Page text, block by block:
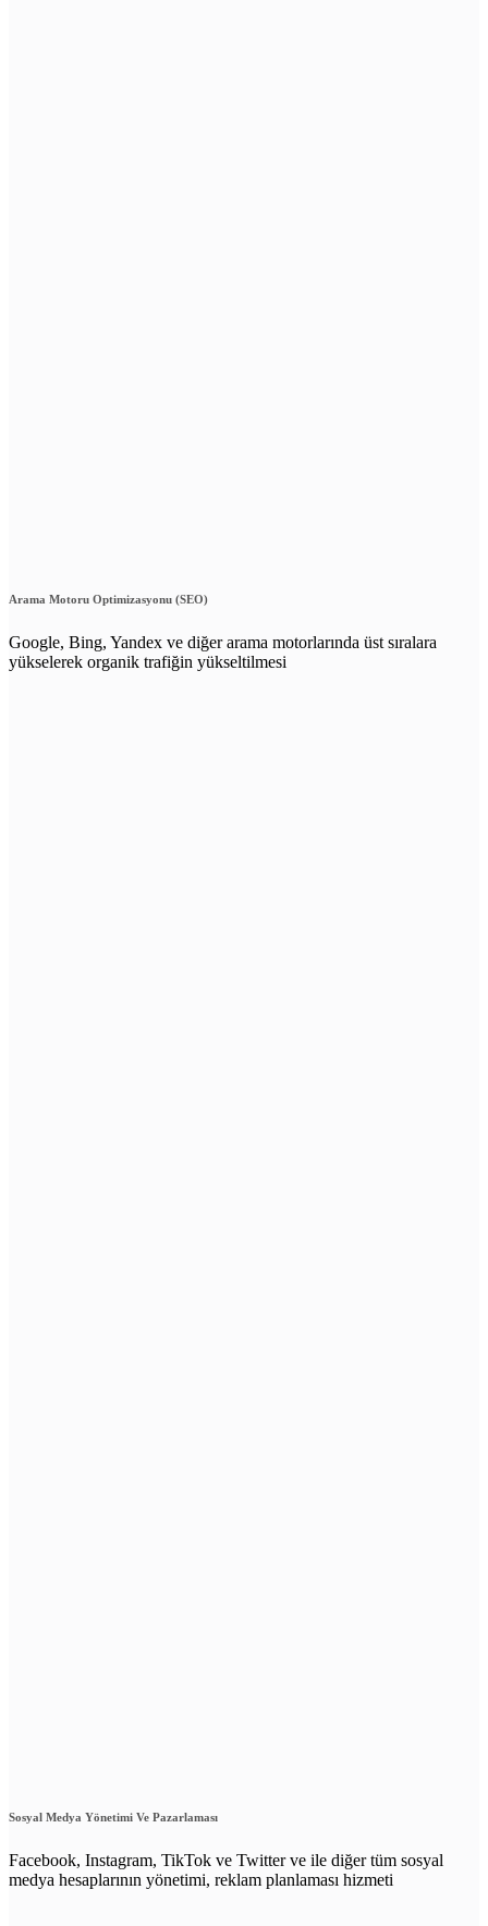
Arama Motoru Optimizasyonu (SEO)
Google, Bing, Yandex ve diğer arama motorlarında üst sıralara
yükselerek organik trafiğin yükseltilmesi
Sosyal Medya Yönetimi Ve Pazarlaması
Facebook, Instagram, TikTok ve Twitter ve ile diğer tüm sosyal
medya hesaplarının yönetimi, reklam planlaması hizmeti